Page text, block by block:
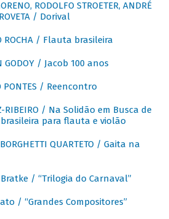
RODOLFO STROETER, ANDRÉ
/ Dorival
ROCHA / Flauta brasileira
GODOY / Jacob 100 anos
PONTES / Reencontro
RIBEIRO / Na Solidão em Busca de
para flauta e violão
BORGHETTI QUARTETO / Gaita na
/ “Trilogia do Carnaval”
/ “Grandes Compositores”